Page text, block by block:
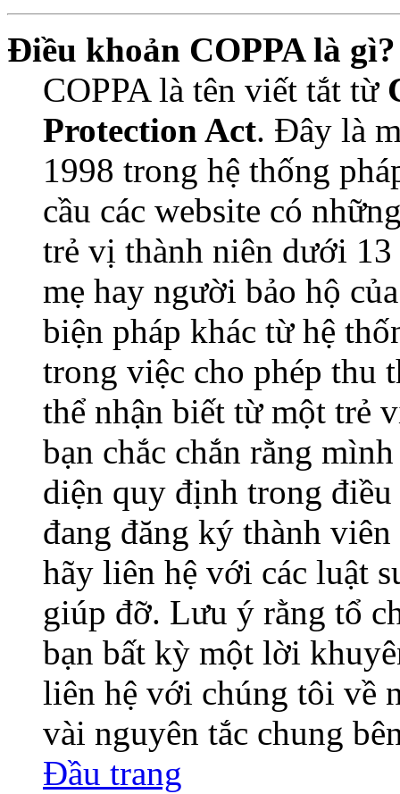
Điều khoản COPPA là gì?
COPPA là tên viết tắt từ
Protection Act. Đây là
1998 trong hệ thống
cầu các website có
trẻ vị thành niên dưới
mẹ hay người bảo hộ
biện pháp khác từ hệ
trong việc cho phép thu
thể nhận biết từ một trẻ
bạn chắc chắn rằng
diện quy định trong điều
đang đăng ký thành
hãy liên hệ với các luật
giúp đỡ. Lưu ý rằng tổ
bạn bất kỳ một lời
liên hệ với chúng tôi về
vài nguyên tắc chung
Đầu trang